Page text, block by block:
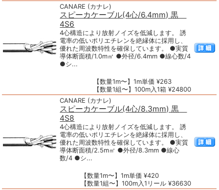
CANARE (カナレ)
スピーカケーブル(4心/6.4mm) 黒
4S6
4心構造により放射ノイズを低減します。 誘
電率の低いポリエチレンを絶縁体に採用し、
優れた周波数特性を確保しています。 ●実質
導体断面積/1.0m㎡ ●外径/6.4mm ●線心数/4
●シ...
【数量1m〜】1m単価 ¥263
【数量1組〜】100m入1箱 ¥24800
CANARE (カナレ)
スピーカケーブル(4心/8.3mm) 黒
4S8
4心構造により放射ノイズを低減します。 誘
電率の低いポリエチレンを絶縁体に採用し、
優れた周波数特性を確保しています。 ●実質
導体断面積/2.5m㎡ ●外径/8.3mm ●線心
数/4 ●シ...
【数量1m〜】1m単価 ¥420
【数量1組〜】100m入1リール ¥36630